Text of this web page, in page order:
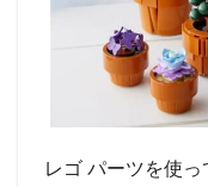
レゴ パーツを使